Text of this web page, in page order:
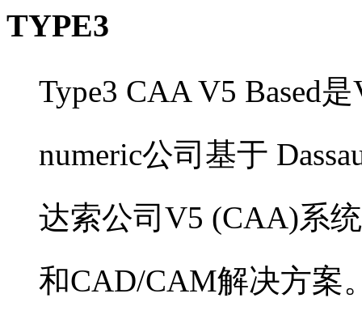
TYPE3
Type3 CAA V5 Based是
numeric公司基于
达索公司V5 (CAA)系
和CAD/CAM解决方案